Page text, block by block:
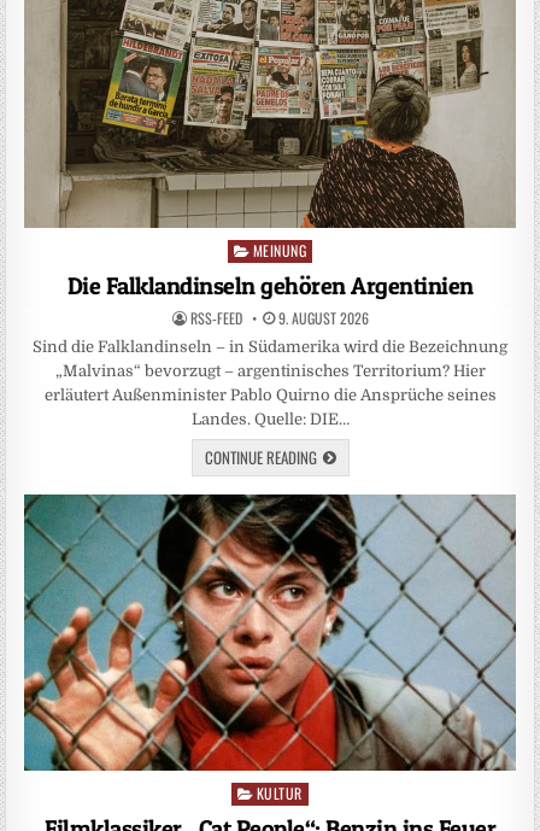
Posted
in
MEINUNG
Die Falklandinseln gehören Argentinien
RSS-FEED 9. AUGUST 2026
Sind die Falklandinseln – in Südamerika wird die Bezeichnung
„Malvinas“ bevorzugt – argentinisches Territorium? Hier
erläutert Außenminister Pablo Quirno die Ansprüche seines
Landes. Quelle: DIE…
CONTINUE READING
Posted
in
KULTUR